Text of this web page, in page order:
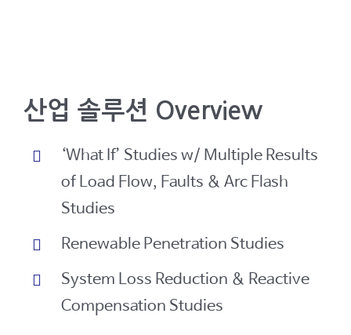
산업 솔루션 Overview
‘What If’ Studies w/ Multiple Results
of Load Flow, Faults & Arc Flash
Studies
Renewable Penetration Studies
System Loss Reduction & Reactive
Compensation Studies